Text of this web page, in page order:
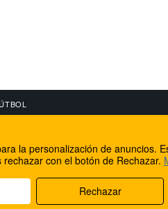
Internet
Registro de
la personalización de anuncios.
con el botón de Rechazar.
Rechazar